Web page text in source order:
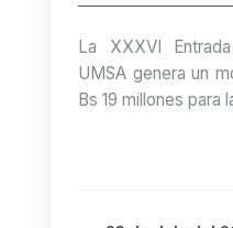
La XXXVI
UMSA genera un
Bs 19 millones para